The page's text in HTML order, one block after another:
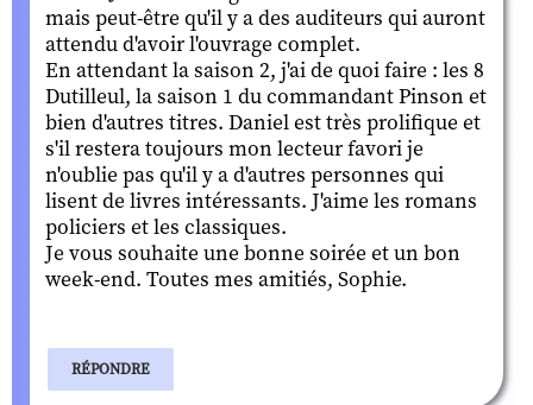
mais peut-être qu'il y a des auditeurs qui auront
attendu d'avoir l'ouvrage complet.
En attendant la saison 2, j'ai de quoi faire : les 8
Dutilleul, la saison 1 du commandant Pinson et
bien d'autres titres. Daniel est très prolifique et
s'il restera toujours mon lecteur favori je
n'oublie pas qu'il y a d'autres personnes qui
lisent de livres intéressants. J'aime les romans
policiers et les classiques.
Je vous souhaite une bonne soirée et un bon
week-end. Toutes mes amitiés, Sophie.
RÉPONDRE